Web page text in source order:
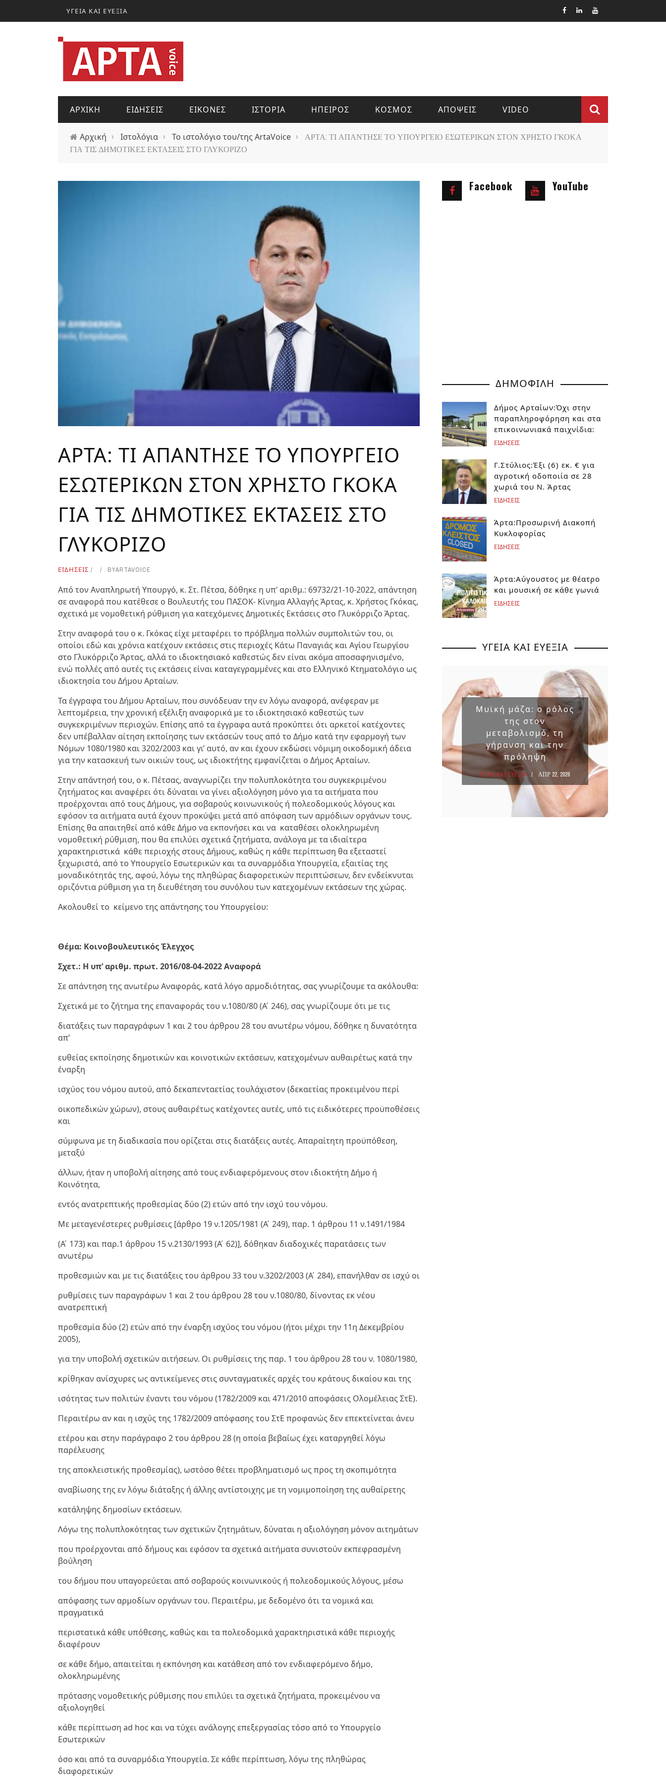
ΥΓΕΙΑ ΚΑΙ ΕΥΕΞΙΑ
ΑΡΧΙΚΗ ΕΙΔΗΣΕΙΣ ΕΙΚΟΝΕΣ ΙΣΤΟΡΙΑ ΗΠΕΙΡΟΣ ΚΟΣΜΟΣ ΑΠΟΨΕΙΣ VIDEO
Αρχική › Ιστολόγια › Το ιστολόγιο του/της ArtaVoice ›
ΑΡΤΑ: ΤΙ ΑΠΑΝΤΗΣΕ ΤΟ ΥΠΟΥΡΓΕΙΟ ΕΣΩΤΕΡΙΚΩΝ ΣΤΟΝ ΧΡΗΣΤΟ ΓΚΟΚΑ
ΓΙΑ ΤΙΣ ΔΗΜΟΤΙΚΕΣ ΕΚΤΑΣΕΙΣ ΣΤΟ ΓΛΥΚΟΡΙΖΟ
ΑΡΤΑ: ΤΙ ΑΠΑΝΤΗΣΕ ΤΟ ΥΠΟΥΡΓΕΙΟ
ΕΣΩΤΕΡΙΚΩΝ ΣΤΟΝ ΧΡΗΣΤΟ ΓΚΟΚΑ
ΓΙΑ ΤΙΣ ΔΗΜΟΤΙΚΕΣ ΕΚΤΑΣΕΙΣ ΣΤΟ
ΓΛΥΚΟΡΙΖΟ
ΕΙΔΗΣΕΙΣ BYARTAVOICE
Από τον Αναπληρωτή Υπουργό, κ. Στ. Πέτσα, δόθηκε η υπ’ αριθμ.: 69732/21-10-2022, απάντηση
σε αναφορά που κατέθεσε ο Βουλευτής του ΠΑΣΟΚ- Κίνημα Αλλαγής Άρτας, κ. Χρήστος Γκόκας,
σχετικά με νομοθετική ρύθμιση για κατεχόμενες Δημοτικές Εκτάσεις στο Γλυκόρριζο Άρτας.
Στην αναφορά του ο κ. Γκόκας είχε μεταφέρει το πρόβλημα πολλών συμπολιτών του, οι
οποίοι εδώ και χρόνια κατέχουν εκτάσεις στις περιοχές Κάτω Παναγιάς και Αγίου Γεωργίου
στο Γλυκόρριζο Άρτας, αλλά το ιδιοκτησιακό καθεστώς δεν είναι ακόμα αποσαφηνισμένο,
ενώ πολλές από αυτές τις εκτάσεις είναι καταγεγραμμένες και στο Ελληνικό Κτηματολόγιο ως
ιδιοκτησία του Δήμου Αρταίων.
Τα έγγραφα του Δήμου Αρταίων, που συνόδευαν την εν λόγω αναφορά, ανέφεραν με
λεπτομέρεια, την χρονική εξέλιξη αναφορικά με το ιδιοκτησιακό καθεστώς των
συγκεκριμένων περιοχών. Επίσης από τα έγγραφα αυτά προκύπτει ότι αρκετοί κατέχοντες
δεν υπέβαλλαν αίτηση εκποίησης των εκτάσεών τους από το Δήμο κατά την εφαρμογή των
Νόμων 1080/1980 και 3202/2003 και γι’ αυτό, αν και έχουν εκδώσει νόμιμη οικοδομική άδεια
για την κατασκευή των οικιών τους, ως ιδιοκτήτης εμφανίζεται ο Δήμος Αρταίων.
Στην απάντησή του, ο κ. Πέτσας, αναγνωρίζει την πολυπλοκότητα του συγκεκριμένου
ζητήματος και αναφέρει ότι δύναται να γίνει αξιολόγηση μόνο για τα αιτήματα που
προέρχονται από τους Δήμους, για σοβαρούς κοινωνικούς ή πολεοδομικούς λόγους και
εφόσον τα αιτήματα αυτά έχουν προκύψει μετά από απόφαση των αρμόδιων οργάνων τους.
Επίσης θα απαιτηθεί από κάθε Δήμο να εκπονήσει και να καταθέσει ολοκληρωμένη
νομοθετική ρύθμιση, που θα επιλύει σχετικά ζητήματα, ανάλογα με τα ιδιαίτερα
χαρακτηριστικά κάθε περιοχής στους Δήμους, καθώς η κάθε περίπτωση θα εξεταστεί
ξεχωριστά, από το Υπουργείο Εσωτερικών και τα συναρμόδια Υπουργεία, εξαιτίας της
μοναδικότητάς της, αφού, λόγω της πληθώρας διαφορετικών περιπτώσεων, δεν ενδείκνυται
οριζόντια ρύθμιση για τη διευθέτηση του συνόλου των κατεχομένων εκτάσεων της χώρας.
Ακολουθεί το κείμενο της απάντησης του Υπουργείου:
Θέμα: Κοινοβουλευτικός Έλεγχος
Σχετ.: Η υπ’ αριθμ. πρωτ. 2016/08-04-2022 Αναφορά
Σε απάντηση της ανωτέρω Αναφοράς, κατά λόγο αρμοδιότητας, σας γνωρίζουμε τα ακόλουθα:
Σχετικά με το ζήτημα της επαναφοράς του ν.1080/80 (Α ́ 246), σας γνωρίζουμε ότι με τις
διατάξεις των παραγράφων 1 και 2 του άρθρου 28 του ανωτέρω νόμου, δόθηκε η δυνατότητα
απ’
ευθείας εκποίησης δημοτικών και κοινοτικών εκτάσεων, κατεχομένων αυθαιρέτως κατά την
έναρξη
ισχύος του νόμου αυτού, από δεκαπενταετίας τουλάχιστον (δεκαετίας προκειμένου περί
οικοπεδικών χώρων), στους αυθαιρέτως κατέχοντες αυτές, υπό τις ειδικότερες προϋποθέσεις
και
σύμφωνα με τη διαδικασία που ορίζεται στις διατάξεις αυτές. Απαραίτητη προϋπόθεση,
μεταξύ
άλλων, ήταν η υποβολή αίτησης από τους ενδιαφερόμενους στον ιδιοκτήτη Δήμο ή
Κοινότητα,
εντός ανατρεπτικής προθεσμίας δύο (2) ετών από την ισχύ του νόμου.
Με μεταγενέστερες ρυθμίσεις [άρθρο 19 ν.1205/1981 (Α ́ 249), παρ. 1 άρθρου 11 ν.1491/1984
(Α ́ 173) και παρ.1 άρθρου 15 ν.2130/1993 (Α ́ 62)], δόθηκαν διαδοχικές παρατάσεις των
ανωτέρω
προθεσμιών και με τις διατάξεις του άρθρου 33 του ν.3202/2003 (Α ́ 284), επανήλθαν σε ισχύ οι
ρυθμίσεις των παραγράφων 1 και 2 του άρθρου 28 του ν.1080/80, δίνοντας εκ νέου
ανατρεπτική
προθεσμία δύο (2) ετών από την έναρξη ισχύος του νόμου (ήτοι μέχρι την 11η Δεκεμβρίου
2005),
για την υποβολή σχετικών αιτήσεων. Οι ρυθμίσεις της παρ. 1 του άρθρου 28 του ν. 1080/1980,
κρίθηκαν ανίσχυρες ως αντικείμενες στις συνταγματικές αρχές του κράτους δικαίου και της
ισότητας των πολιτών έναντι του νόμου (1782/2009 και 471/2010 αποφάσεις Ολομέλειας ΣτΕ).
Περαιτέρω αν και η ισχύς της 1782/2009 απόφασης του ΣτΕ προφανώς δεν επεκτείνεται άνευ
ετέρου και στην παράγραφο 2 του άρθρου 28 (η οποία βεβαίως έχει καταργηθεί λόγω
παρέλευσης
της αποκλειστικής προθεσμίας), ωστόσο θέτει προβληματισμό ως προς τη σκοπιμότητα
αναβίωσης της εν λόγω διάταξης ή άλλης αντίστοιχης με τη νομιμοποίηση της αυθαίρετης
κατάληψης δημοσίων εκτάσεων.
Λόγω της πολυπλοκότητας των σχετικών ζητημάτων, δύναται η αξιολόγηση μόνον αιτημάτων
που προέρχονται από δήμους και εφόσον τα σχετικά αιτήματα συνιστούν εκπεφρασμένη
βούληση
του δήμου που υπαγορεύεται από σοβαρούς κοινωνικούς ή πολεοδομικούς λόγους, μέσω
απόφασης των αρμοδίων οργάνων του. Περαιτέρω, με δεδομένο ότι τα νομικά και
πραγματικά
περιστατικά κάθε υπόθεσης, καθώς και τα πολεοδομικά χαρακτηριστικά κάθε περιοχής
διαφέρουν
σε κάθε δήμο, απαιτείται η εκπόνηση και κατάθεση από τον ενδιαφερόμενο δήμο,
ολοκληρωμένης
πρότασης νομοθετικής ρύθμισης που επιλύει τα σχετικά ζητήματα, προκειμένου να
αξιολογηθεί
κάθε περίπτωση ad hoc και να τύχει ανάλογης επεξεργασίας τόσο από το Υπουργείο
Εσωτερικών
όσο και από τα συναρμόδια Υπουργεία. Σε κάθε περίπτωση, λόγω της πληθώρας
διαφορετικών
Facebook YouTube
ΔΗΜΟΦΙΛΗ
Δήμος Αρταίων:Όχι στην
παραπληροφόρηση και στα
επικοινωνιακά παιχνίδια:
ΕΙΔΗΣΕΙΣ
Γ.Στύλιος:Έξι (6) εκ. € για
αγροτική οδοποιία σε 28
χωριά του Ν. Άρτας
ΕΙΔΗΣΕΙΣ
Άρτα:Προσωρινή Διακοπή
Κυκλοφορίας
ΕΙΔΗΣΕΙΣ
Άρτα:Αύγουστος με θέατρο
και μουσική σε κάθε γωνιά
ΕΙΔΗΣΕΙΣ
ΥΓΕΙΑ ΚΑΙ ΕΥΕΞΙΑ
ΟΛΑ ΟΣΑ ΠΡΕΠΕΙ ΝΑ
ΞΕΡΕΤΕ ΓΙΑ ΤΗ
ΒΕΡΒΕΡΙΝΗ
ΥΓΕΙΑ ΚΑΙ ΕΥΕΞΙΑ
Μυϊκή μάζα: ο ρόλος
της στον
μεταβολισμό, τη
γήρανση και την
πρόληψη
ΥΓΕΙΑ ΚΑΙ ΕΥΕΞΙΑ ΑΠΡ 22, 2026